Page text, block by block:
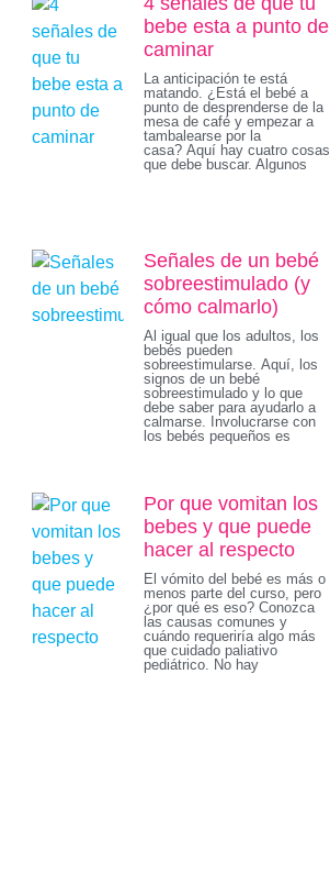
bebe esta a punto de
caminar
La anticipación te está
matando. ¿Está el bebé a
punto de desprenderse de la
mesa de café y empezar a
tambalearse por la
casa? Aquí hay cuatro cosas
que debe buscar. Algunos
Señales de un bebé
sobreestimulado (y
cómo calmarlo)
Al igual que los adultos, los
bebés pueden
sobreestimularse. Aquí, los
signos de un bebé
sobreestimulado y lo que
debe saber para ayudarlo a
calmarse. Involucrarse con
los bebés pequeños es
Por que vomitan los
bebes y que puede
hacer al respecto
El vómito del bebé es más o
menos parte del curso, pero
¿por qué es eso? Conozca
las causas comunes y
cuándo requeriría algo más
que cuidado paliativo
pediátrico. No hay